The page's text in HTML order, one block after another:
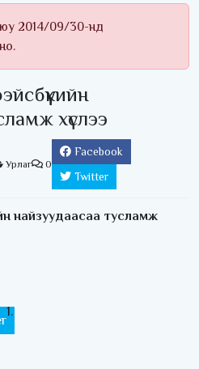
2014/09/30-нд
хүслээ
Урлаг 0
Facebook
Twitter
найзуудаасаа тусламж